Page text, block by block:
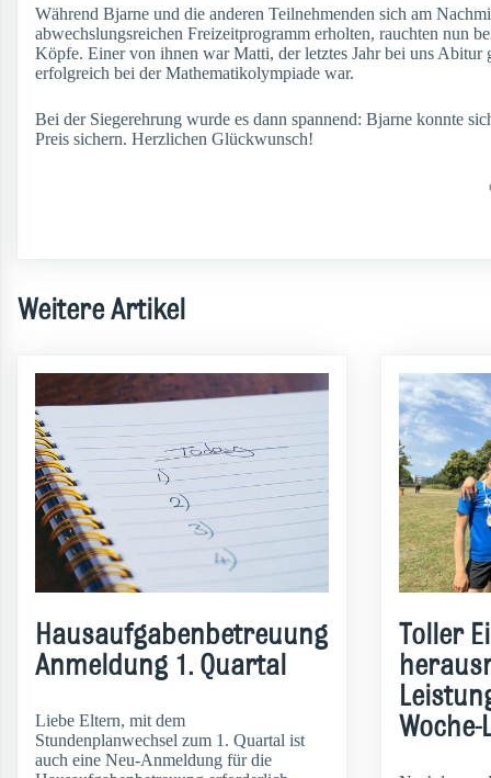
Während Bjarne und die anderen Teilnehmenden sich am
abwechslungsreichen Freizeitprogramm erholten, rauchten nun
Köpfe. Einer von ihnen war Matti, der letztes Jahr bei uns Abitur
erfolgreich bei der Mathematikolympiade war.
Bei der Siegerehrung wurde es dann spannend: Bjarne konnte
Preis sichern. Herzlichen Glückwunsch!
Weitere Artikel
Hausaufgabenbetreuung
Anmeldung 1. Quartal
Liebe Eltern, mit dem
Stundenplanwechsel zum 1. Quartal ist
auch eine Neu-Anmeldung für die
Toller
Woche-